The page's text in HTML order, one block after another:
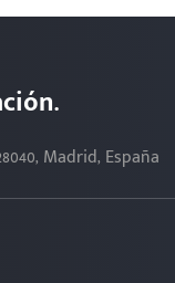
Madrid, España